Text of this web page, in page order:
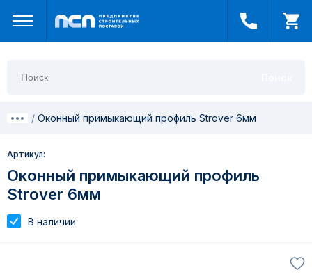
Оконный примыкающий профиль Strover 6мм
Артикул:
Оконный примыкающий профиль
Strover 6мм
В наличии